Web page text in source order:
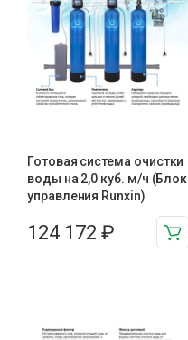
Готовая система очистки
воды на 2,0 куб. м/ч (Блок
управления Runxin)
124 172 ₽